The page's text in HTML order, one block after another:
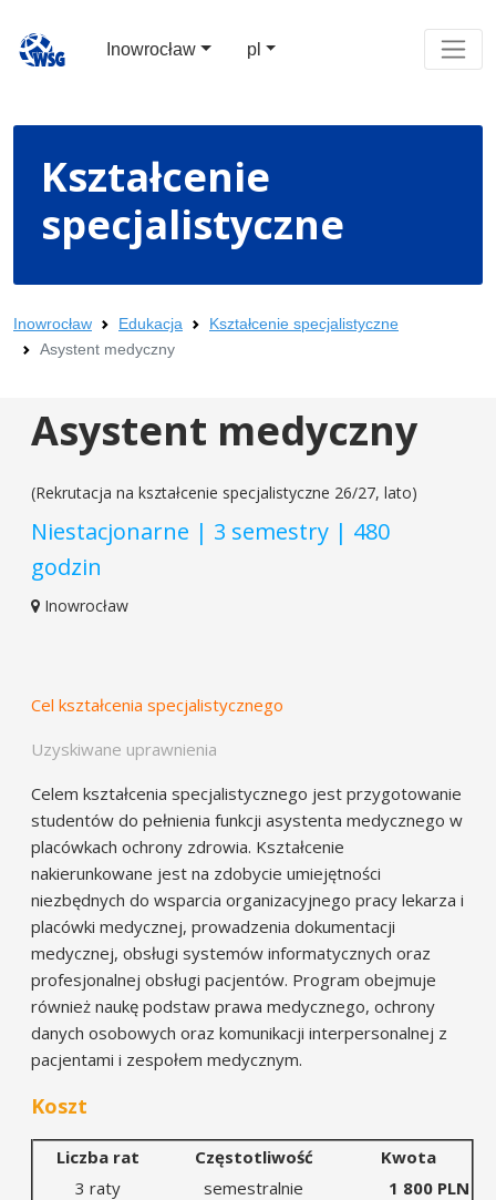
Inowrocław pl
Kształcenie
specjalistyczne
Inowrocław Edukacja
Kształcenie specjalistyczne
Asystent medyczny
Asystent medyczny
(Rekrutacja na kształcenie specjalistyczne 26/27, lato)
Niestacjonarne | 3 semestry | 480
godzin
Inowrocław
Cel kształcenia specjalistycznego
Uzyskiwane uprawnienia
Celem kształcenia specjalistycznego jest przygotowanie
studentów do pełnienia funkcji asystenta medycznego w
placówkach ochrony zdrowia. Kształcenie
nakierunkowane jest na zdobycie umiejętności
niezbędnych do wsparcia organizacyjnego pracy lekarza i
placówki medycznej, prowadzenia dokumentacji
medycznej, obsługi systemów informatycznych oraz
profesjonalnej obsługi pacjentów. Program obejmuje
również naukę podstaw prawa medycznego, ochrony
danych osobowych oraz komunikacji interpersonalnej z
pacjentami i zespołem medycznym.
Koszt
Liczba rat Częstotliwość
Kwota
3 raty
semestralnie
1 800 PLN